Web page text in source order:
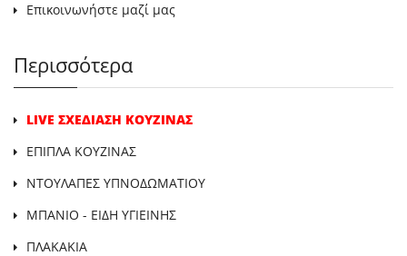
Επικοινωνήστε μαζί μας
Περισσότερα
LIVE ΣΧΕΔΙΑΣΗ ΚΟΥΖΙΝΑΣ
ΕΠΙΠΛΑ ΚΟΥΖΙΝΑΣ
ΝΤΟΥΛΑΠΕΣ ΥΠΝΟΔΩΜΑΤΙΟΥ
ΜΠΑΝΙΟ - ΕΙΔΗ ΥΓΙΕΙΝΗΣ
ΠΛΑΚΑΚΙΑ